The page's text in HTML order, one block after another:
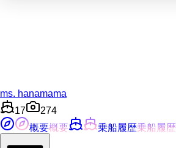
ms. hanamama
17
274
概要概要 乗船履歴乗船履歴